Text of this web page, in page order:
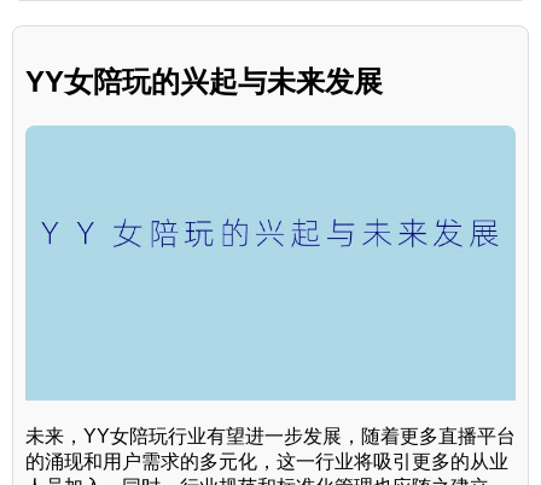
YY女陪玩的兴起与未来发展
未来，YY女陪玩行业有望进一步发展，随着更多直播平台
的涌现和用户需求的多元化，这一行业将吸引更多的从业